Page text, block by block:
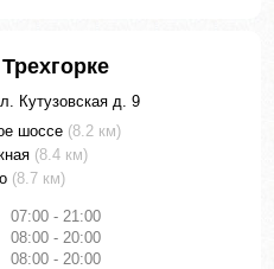
Кутузовская д. 9
шоссе (8.2 км)
(8.4 км)
(8.7 км)
07:00 - 21:00
08:00 - 20:00
08:00 - 20:00